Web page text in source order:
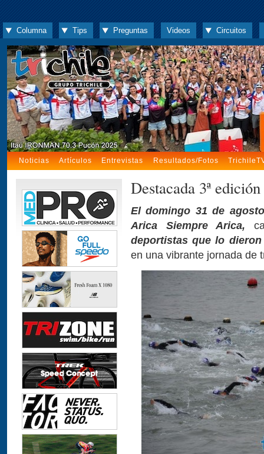
Columna Tips Preguntas Videos Circuitos
Noticias Artículos Entrevistas Resultados/Fotos
Destacada 3ª
El domingo 31 de
Arica Siempre Arica,
deportistas que lo
en una vibrante jornada de